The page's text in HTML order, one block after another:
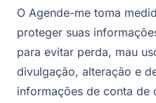
O Agende-me toma
proteger suas
para evitar perda, mau
divulgação, alteração e
informações de conta de